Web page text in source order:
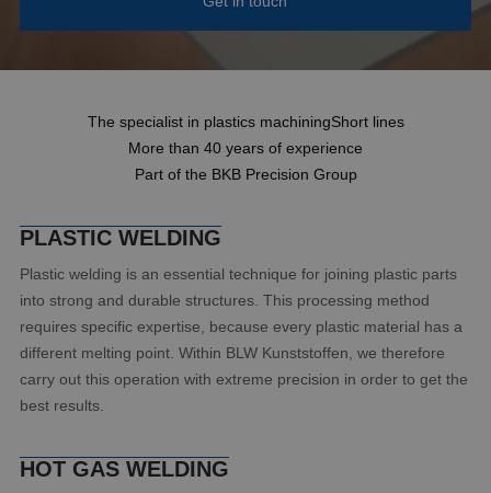
News
Contact
The specialist in plastics machiningShort lines
More than 40 years of experience
Part of the BKB Precision Group
PLASTIC WELDING
Plastic welding is an essential technique for joining plastic parts
into strong and durable structures. This processing method
requires specific expertise, because every plastic material has a
different melting point. Within BLW Kunststoffen, we therefore
carry out this operation with extreme precision in order to get the
best results.
HOT GAS WELDING